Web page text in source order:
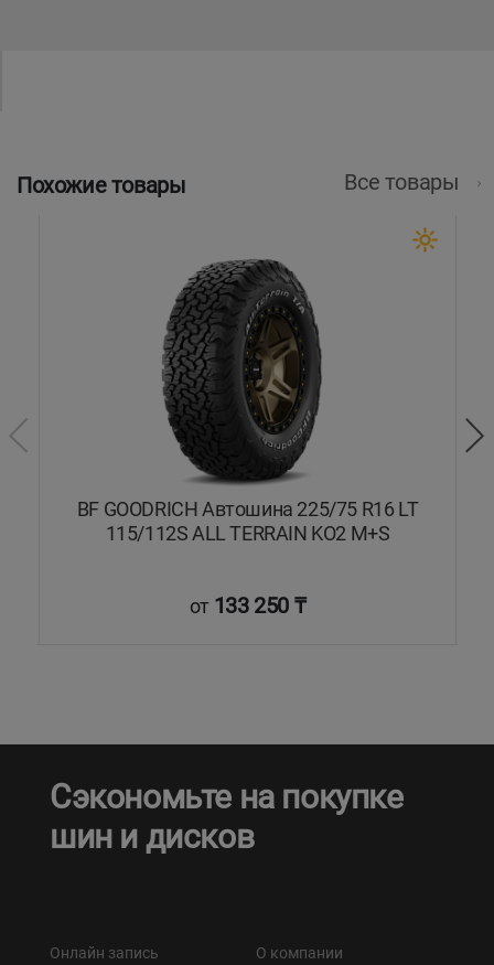
Похожие товары Все товары
BF GOODRICH Автошина 225/75 R16 LT
115/112S ALL TERRAIN KO2 M+S
от 133 250 ₸
Сэкономьте на покупке
шин и дисков
Онлайн запись
О компании